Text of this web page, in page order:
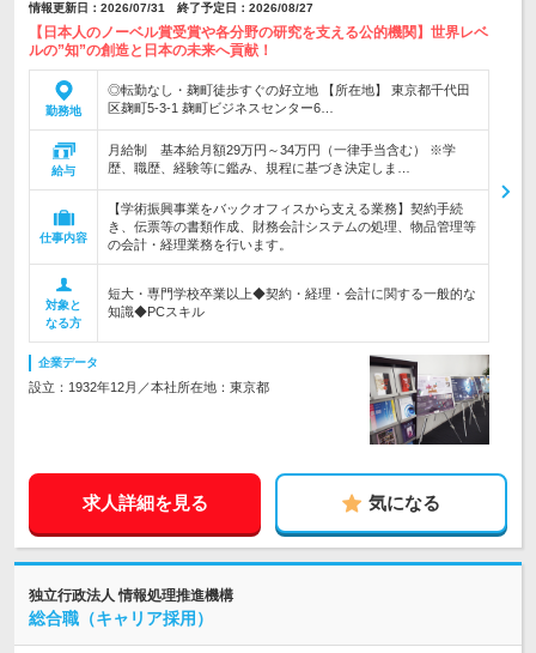
情報更新日：2026/07/31 終了予定日：2026/08/27
【日本人のノーベル賞受賞や各分野の研究を支える公的機関】世界レベ
ルの”知”の創造と日本の未来へ貢献！
勤務地
◎転勤なし・麹町徒歩すぐの好立地 【所在地】 東京都千代田
区麹町5-3-1 麹町ビジネスセンター6…
給与
月給制 基本給月額29万円～34万円（一律手当含む） ※学
歴、職歴、経験等に鑑み、規程に基づき決定しま…
仕事内容
【学術振興事業をバックオフィスから支える業務】契約手続
き、伝票等の書類作成、財務会計システムの処理、物品管理等
の会計・経理業務を行います。
対象と
なる方
短大・専門学校卒業以上◆契約・経理・会計に関する一般的な
知識◆PCスキル
企業データ
設立：1932年12月／本社所在地：東京都
求人詳細を見る 気になる
独立行政法人 情報処理推進機構
総合職（キャリア採用）